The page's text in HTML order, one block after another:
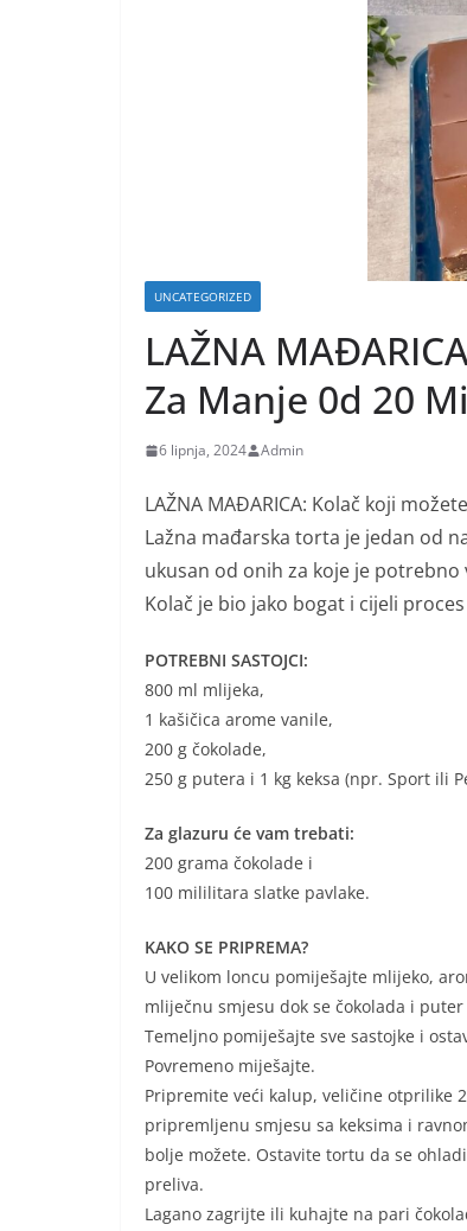
UNCATEGORIZED
LAŽNA
Za Manje 0d 20
6 lipnja, 2024 Admin
LAŽNA MAĐARICA: Kolač koji
Lažna mađarska torta je jedan od
ukusan od onih za koje je
Kolač je bio jako bogat i cijeli
POTREBNI SASTOJCI:
800 ml mlijeka,
1 kašičica arome vanile,
200 g čokolade,
250 g putera i 1 kg keksa (npr. Sport ili
Za glazuru će vam trebati:
200 grama čokolade i
100 mililitara slatke pavlake.
KAKO SE PRIPREMA?
U velikom loncu pomiješajte mlijeko,
mliječnu smjesu dok se čokolada i
Temeljno pomiješajte sve sastojke i
Povremeno miješajte.
Pripremite veći kalup, veličine otprilike
pripremljenu smjesu sa keksima i
bolje možete. Ostavite tortu da se
preliva.
Lagano zagrijte ili kuhajte na pari